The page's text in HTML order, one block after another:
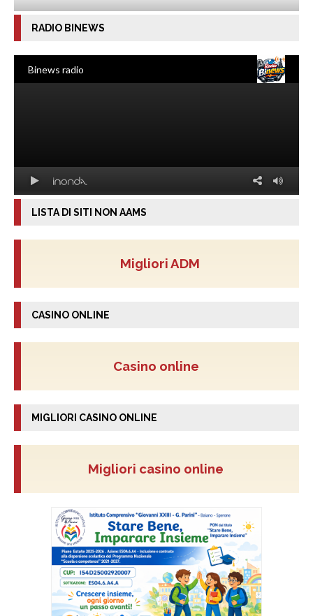
RADIO BINEWS
LISTA DI SITI NON AAMS
Migliori ADM
CASINO ONLINE
Casino online
MIGLIORI CASINO ONLINE
Migliori casino online